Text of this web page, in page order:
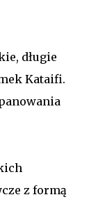
długie
Kataifi.
z formą